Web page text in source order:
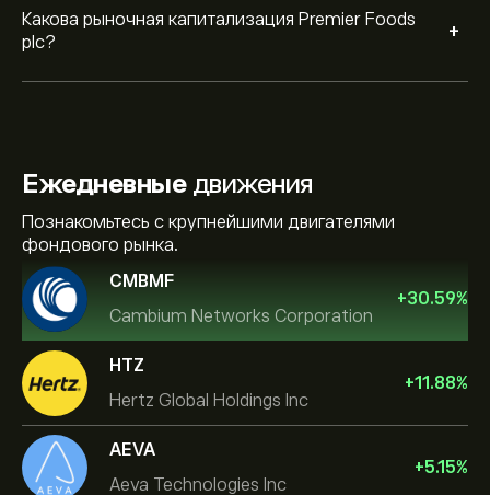
Какова рыночная капитализация Premier Foods
plc?
+
Ежедневныедвижения
Познакомьтесь с крупнейшими двигателями
фондового рынка.
CMBMF
Cambium Networks Corporation
+30.59%
HTZ
Hertz Global Holdings Inc
+11.88%
AEVA
Aeva Technologies Inc
+5.15%